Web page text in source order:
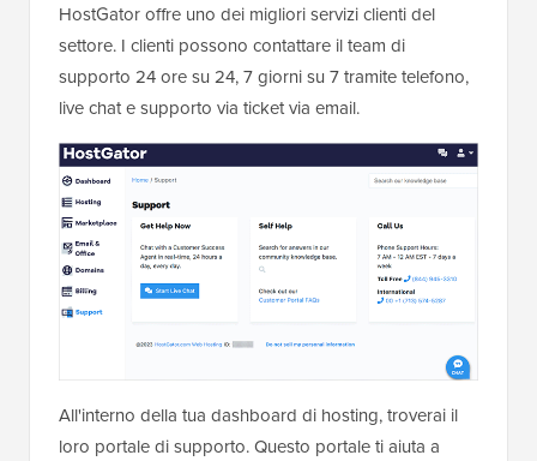
HostGator offre uno dei migliori servizi clienti del
settore. I clienti possono contattare il team di
supporto 24 ore su 24, 7 giorni su 7 tramite telefono,
live chat e supporto via ticket via email.
All'interno della tua dashboard di hosting, troverai il
loro portale di supporto. Questo portale ti aiuta a